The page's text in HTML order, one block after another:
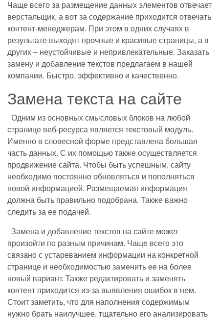
Чаще всего за размещение данных элементов отвечает
верстальщик, а вот за содержание приходится отвечать
контент-менеджерам. При этом в одних случаях в
результате выходят прочные и красивые страницы, а в
других – неустойчивые и непривлекательные. Заказать
замену и добавление текстов предлагаем в нашей
компании. Быстро, эффективно и качественно.
Замена текста на сайте
Одним из основных смысловых блоков на любой
странице веб-ресурса является текстовый модуль.
Именно в словесной форме представлена большая
часть данных. С их помощью также осуществляется
продвижение сайта. Чтобы быть успешным, сайту
необходимо постоянно обновляться и пополняться
новой информацией. Размещаемая информация
должна быть правильно подобрана. Также важно
следить за ее подачей.
Замена и добавление текстов на сайте может
произойти по разным причинам. Чаще всего это
связано с устареванием информации на конкретной
странице и необходимостью заменить ее на более
новый вариант. Также редактировать и заменять
контент приходится из-за выявления ошибок в нем.
Стоит заметить, что для наполнения содержимым
нужно брать наилучшее, тщательно его анализировать